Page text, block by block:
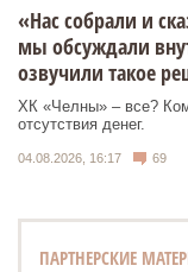
«Нас собрали и
мы обсуждали
озвучили такое
ХК «Челны» – все?
отсутствия денег.
04.08.2026, 16:17 69
ПАРТНЕРСКИЕ